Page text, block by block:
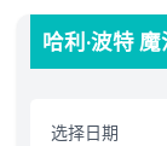
等标志性地点，
致观察、互动体验
一杯清爽的黄油
怀您魔法之旅的完
哈利·波特
选择日期